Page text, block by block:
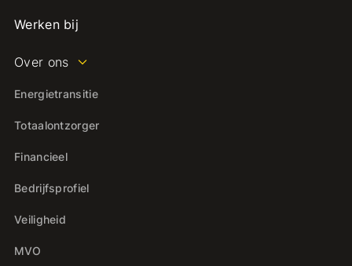
Werken bij
Over ons
Energietransitie
Totaalontzorger
Financieel
Bedrijfsprofiel
Veiligheid
MVO